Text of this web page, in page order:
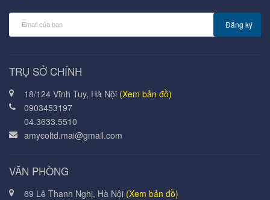
Đăng ký
TRỤ SỞ CHÍNH
18/124 Vĩnh Tuy, Hà Nội (Xem bản đồ)
0903453197
04.3633.5510
amycoltd.mai@gmail.com
VĂN PHÒNG
69 Lê Thanh Nghị, Hà Nội (Xem bản đồ)